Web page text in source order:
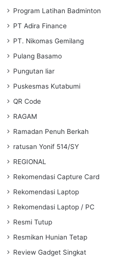
Program Latihan Badminton
PT Adira Finance
PT. Nikomas Gemilang
Pulang Basamo
Pungutan liar
Puskesmas Kutabumi
QR Code
RAGAM
Ramadan Penuh Berkah
ratusan Yonif 514/SY
REGIONAL
Rekomendasi Capture Card
Rekomendasi Laptop
Rekomendasi Laptop / PC
Resmi Tutup
Resmikan Hunian Tetap
Review Gadget Singkat